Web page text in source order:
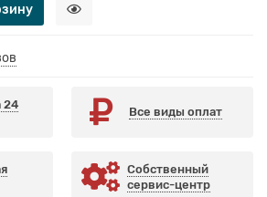
24
Все виды оплат
Собственный
сервис-центр